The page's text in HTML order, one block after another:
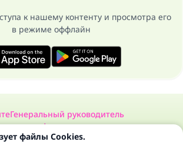
к нашему контенту и просмотра его
в режиме оффлайн
Генеральный руководитель
конфиденциальности
и ответ». Все права защищены 1997-2025 ©
файлы Cookies.